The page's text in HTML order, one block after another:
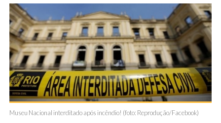
Museu Nacional interditado após incêndio! (foto: Reprodução/Facebook)